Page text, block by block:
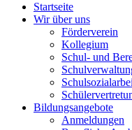
Startseite
Wir über uns
Förderverein
Kollegium
Schul- und
Bildungsangebote
Anmeldungen